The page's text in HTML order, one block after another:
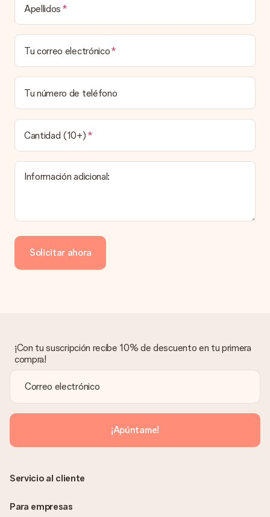
Apellidos
Tu correo electrónico
Tu número de teléfono
Cantidad (10+)
Información adicional:
Solicitar ahora
¡Con tu suscripción recibe 10% de descuento en tu primera
compra!
¡Apúntame!
Servicio al cliente
Para empresas